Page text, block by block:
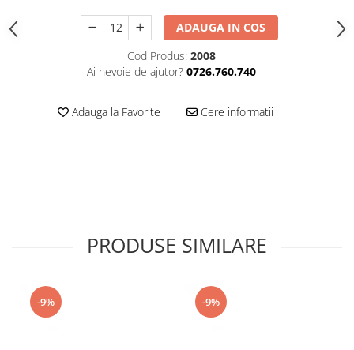
ADAUGA IN COS
Cod Produs: 2008
Ai nevoie de ajutor? 0726.760.740
Adauga la Favorite Cere informatii
PRODUSE SIMILARE
-9% -9%